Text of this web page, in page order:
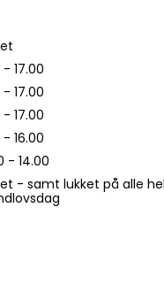
- 17.00
- 17.00
- 17.00
- 16.00
- 14.00
- samt lukket på alle